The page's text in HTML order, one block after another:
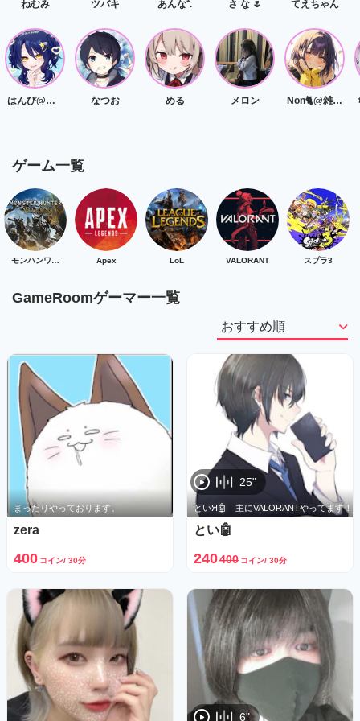
ねむみ
はんび@低音女子
ツバキ
なつお
あんな⁺.
める
さ な ‎🌷
メロン
てえちゃん
Non🐈@雑談/作業/ゲームなんでも👌
ゲーム一覧
Apex LoL VALORANT スプラ3
GameRoomゲーマー一覧
まったりやっております。
zera
400 コイン/ 30分
といЯ🤖 主にVALORANTやってます！
25"
とい🤖
240400 コイン/ 30分
6"